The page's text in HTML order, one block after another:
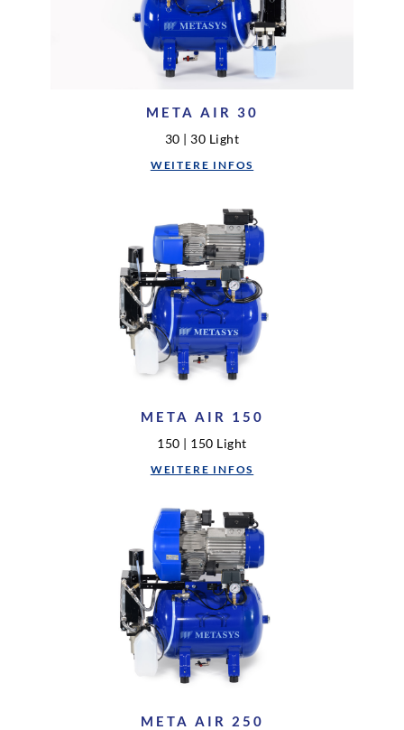
META AIR 30
30 | 30 Light
WEITERE INFOS
META AIR 150
150 | 150 Light
WEITERE INFOS
META AIR 250